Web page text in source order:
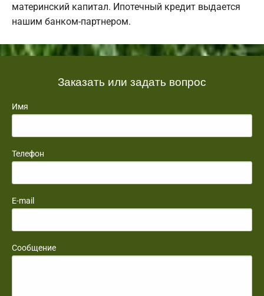
материнский капитал. Ипотечный кредит выдается
нашим банком-партнером.
Заказать или задать вопрос
Имя
Телефон
E-mail
Сообщение